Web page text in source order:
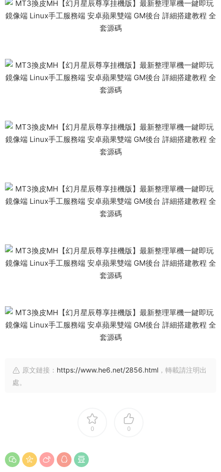
原文鏈接： https://www.he6.net/2856.html ，轉載請注明出
處。
0 0